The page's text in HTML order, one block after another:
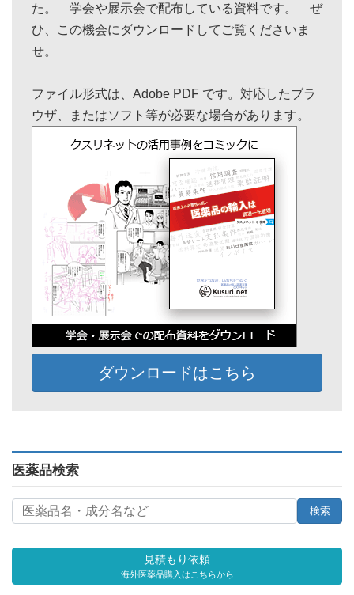
た。 学会や展示会で配布している資料です。 ぜ
ひ、この機会にダウンロードしてご覧くださいま
せ。
ファイル形式は、Adobe PDF です。対応したブラ
ウザ、またはソフト等が必要な場合があります。
ダウンロードはこちら
医薬品検索
見積もり依頼
海外医薬品購入はこちらから